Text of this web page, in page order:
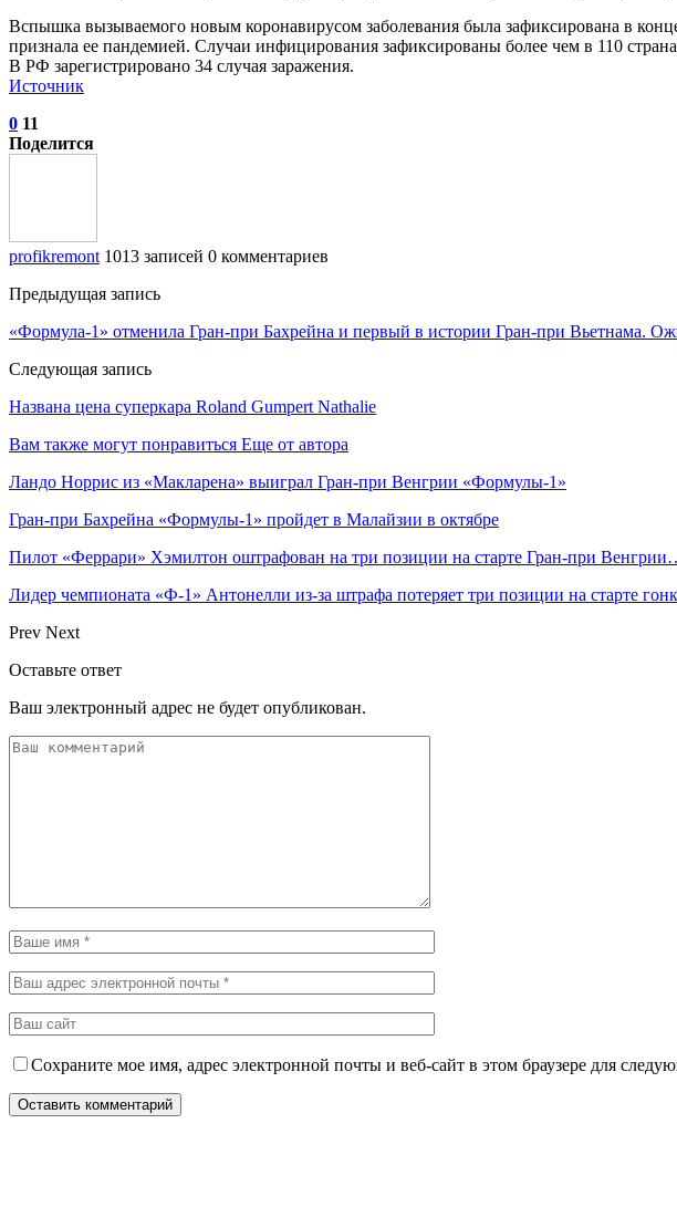
Вспышка вызываемого новым коронавирусом заболевания была зафиксирована в
признала ее пандемией. Случаи инфицирования зафиксированы более чем в 110
В РФ зарегистрировано 34 случая заражения.
Источник
0 11
Поделится
profikremont 1013 записей 0 комментариев
Предыдущая запись
«Формула-1» отменила Гран-при Бахрейна и первый в истории Гран-при Вьетнама.
Следующая запись
Названа цена суперкара Roland Gumpert Nathalie
Вам также могут понравиться Еще от автора
Ландо Норрис из «Макларена» выиграл Гран‑при Венгрии «Формулы‑1»
Гран‑при Бахрейна «Формулы‑1» пройдет в Малайзии в октябре
Пилот «Феррари» Хэмилтон оштрафован на три позиции на старте Гран‑при
Лидер чемпионата «Ф‑1» Антонелли из‑за штрафа потеряет три позиции на старте
Prev Next
Оставьте ответ
Ваш электронный адрес не будет опубликован.
Сохраните мое имя, адрес электронной почты и веб-сайт в этом браузере для